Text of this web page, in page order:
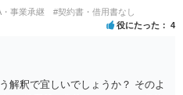
・事業承継 #契約書・借用書なし
役にたった 4
解釈で宜しいでしょうか？ そのよ